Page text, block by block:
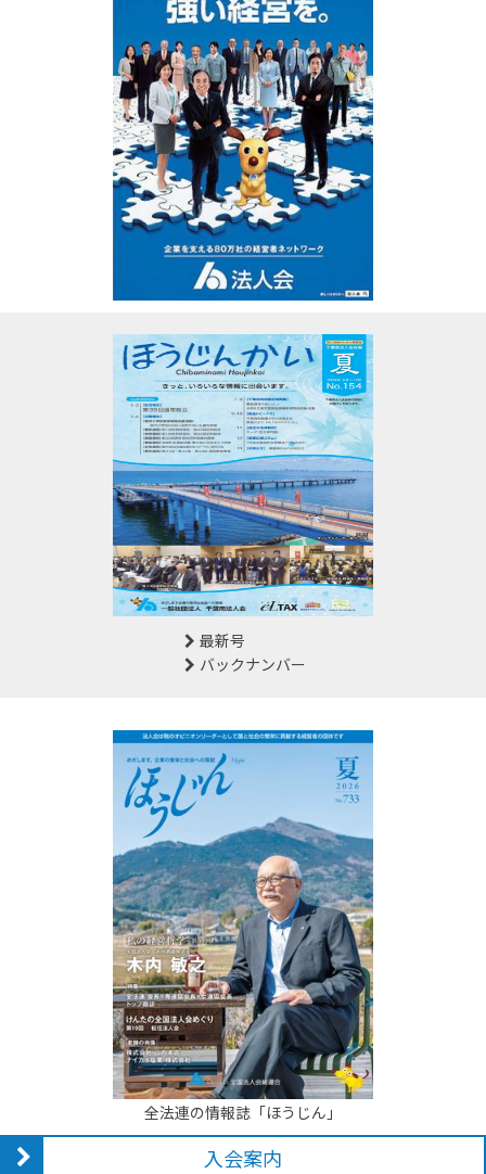
最新号
バックナンバー
全法連の情報誌「ほうじん」
入会案内